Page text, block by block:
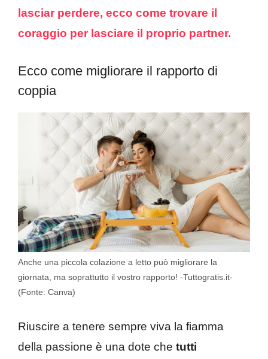
lasciar perdere, ecco come trovare il
coraggio per lasciare il proprio partner.
Ecco come migliorare il rapporto di
coppia
Anche una piccola colazione a letto può migliorare la
giornata, ma soprattutto il vostro rapporto! -Tuttogratis.it-
(Fonte: Canva)
Riuscire a tenere sempre viva la fiamma
della passione è una dote che tutti